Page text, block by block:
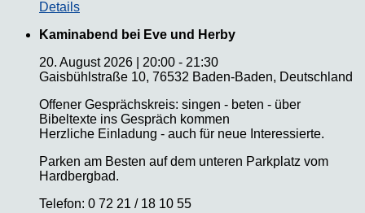
Details
Kaminabend bei Eve und Herby
20. August 2026
20:00 - 21:30
Gaisbühlstraße 10, 76532 Baden-Baden, Deutschland
Offener Gesprächskreis: singen - beten - über
Bibeltexte ins Gespräch kommen
Herzliche Einladung - auch für neue Interessierte.
Parken am Besten auf dem unteren Parkplatz vom
Hardbergbad.
Telefon: 0 72 21 / 18 10 55